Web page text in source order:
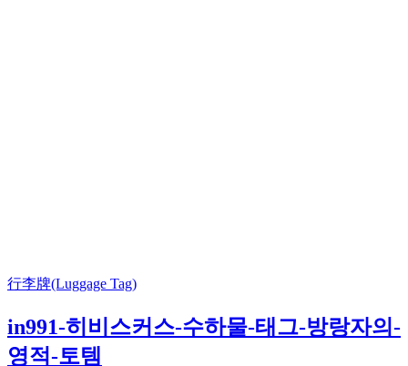
行李牌(Luggage Tag)
in991-히비스커스-수하물-태그-방랑자의-
영적-토템